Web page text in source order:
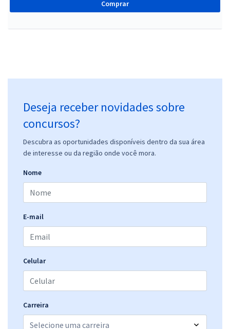
Comprar
Deseja receber novidades sobre
concursos?
Descubra as oportunidades disponíveis dentro da sua área
de interesse ou da região onde você mora.
Nome
E-mail
Celular
Carreira